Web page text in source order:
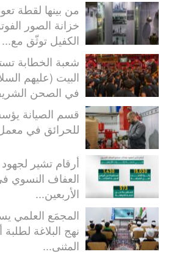
خزانة الصور
الكفيل توثّق مع...
شعبة الخطابة
البيت (عليهم
في الصحن
قسم الصيانة
للحرائق في
أرقام تشير
العفاف النسوي
الأربعين...
المجمَع العلمي
نهج البلاغة
المثنى...